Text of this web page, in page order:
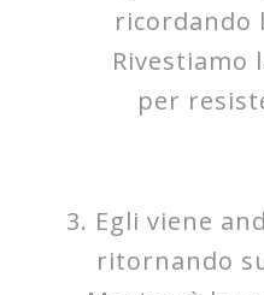
ricordando
Rivestiamo
per
3. Egli viene
ritornando